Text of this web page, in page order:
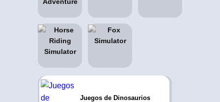
Juegos de Dinosaurios